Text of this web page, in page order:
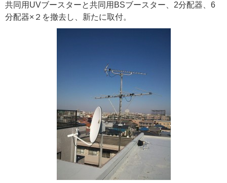
共同用UVブースターと共同用BSブースター、2分配器、6
分配器×２を撤去し、新たに取付。